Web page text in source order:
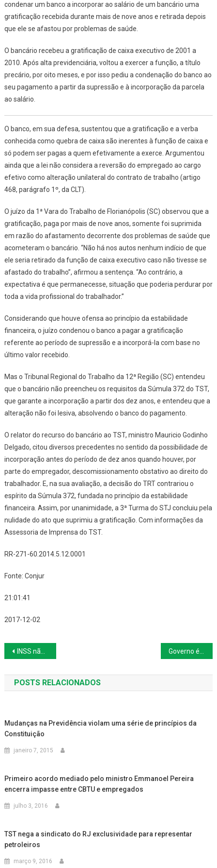
condenar um banco a incorporar ao salário de um bancário uma
gratificação recebida durante mais de nove anos e retirada depois
que ele se afastou por problemas de saúde.
O bancário recebeu a gratificação de caixa executivo de 2001 a
2010. Após alta previdenciária, voltou a exercer a função, a título
precário, por oito meses, e por isso pediu a condenação do banco ao
seu pagamento a partir da supressão e à incorporação da parcela
ao salário.
O banco, em sua defesa, sustentou que a gratificação e a verba
conhecida como quebra de caixa são inerentes à função de caixa e
só podem ser pagas a quem efetivamente a exerce. Argumentou
ainda que a lei não considera a reversão do empregado ao cargo
efetivo como alteração unilateral do contrato de trabalho (artigo
468, parágrafo 1º, da CLT).
O juízo da 1ª Vara do Trabalho de Florianópolis (SC) observou que a
gratificação, paga por mais de nove anos, somente foi suprimida
em razão do afastamento decorrente dos problemas de saúde que
acometeram o bancário. “Não há nos autos nenhum indício de que
ele seria retirado da função de caixa executivo caso não tivesse se
afastado do trabalho”, afirmou a sentença. “Ao contrário, a
expectativa é que permanecesse, situação que poderia perdurar por
toda a vida profissional do trabalhador.”
Considerando que houve ofensa ao princípio da estabilidade
financeira, o juízo condenou o banco a pagar a gratificação
referente ao período de supressão e a incorporá-la com base no
último valor recebido.
Mas o Tribunal Regional do Trabalho da 12ª Região (SC) entendeu
que o bancário não preencheu os requisitos da Súmula 372 do TST,
que garante a incorporação a partir dos dez anos, e entendeu que a
alteração não foi lesiva, absolvendo o banco do pagamento.
O relator do recurso do bancário ao TST, ministro Mauricio Godinho
Delgado, citou diversos precedentes no sentido da possibilidade de
incorporação antes do período de dez anos quando houver, por
parte do empregador, descomissionamento obstativo ao direito do
trabalhador. E, na sua avaliação, a decisão do TRT contrariou o
espírito da Súmula 372, fundada no princípio da estabilidade
financeira. Assim, por unanimidade, a 3ª Turma do STJ concluiu pela
nulidade do ato que suprimiu a gratificação. Com informações da
Assessoria de Imprensa do TST.
RR-271-60.2014.5.12.0001
Fonte: Conjur
21:01:41
2017-12-02
Navegação
de
Post
INSS não pode cobrar de volta benefício fixado pela Justiça e depois cassado
POSTS RELACIONADOS
Mudanças na Previdência violam uma série de princípios da
Constituição
janeiro 7, 2015
Primeiro acordo mediado pelo ministro Emmanoel Pereira
encerra impasse entre CBTU e empregados
julho 3, 2016
TST nega a sindicato do RJ exclusividade para representar
petroleiros
março 9, 2016